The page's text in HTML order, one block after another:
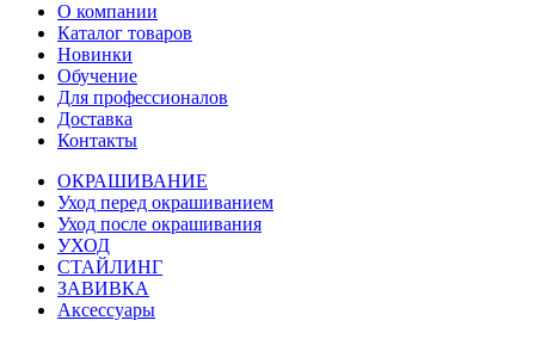
О компании
Каталог товаров
Новинки
Обучение
Для профессионалов
Доставка
Контакты
ОКРАШИВАНИЕ
Уход перед окрашиванием
Уход после окрашивания
УХОД
СТАЙЛИНГ
ЗАВИВКА
Аксессуары